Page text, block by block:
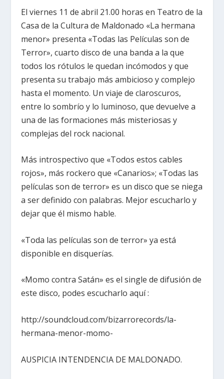
El viernes 11 de abril 21.00 horas en Teatro de la
Casa de la Cultura de Maldonado «La hermana
menor» presenta «Todas las Películas son de
Terror», cuarto disco de una banda a la que
todos los rótulos le quedan incómodos y que
presenta su trabajo más ambicioso y complejo
hasta el momento. Un viaje de claroscuros,
entre lo sombrío y lo luminoso, que devuelve a
una de las formaciones más misteriosas y
complejas del rock nacional.
Más introspectivo que «Todos estos cables
rojos», más rockero que «Canarios»; «Todas las
películas son de terror» es un disco que se niega
a ser definido con palabras. Mejor escucharlo y
dejar que él mismo hable.
«Toda las películas son de terror» ya está
disponible en disquerías.
«Momo contra Satán» es el single de difusión de
este disco, podes escucharlo aquí :
http://soundcloud.com/bizarrorecords/la-
hermana-menor-momo-
AUSPICIA INTENDENCIA DE MALDONADO.